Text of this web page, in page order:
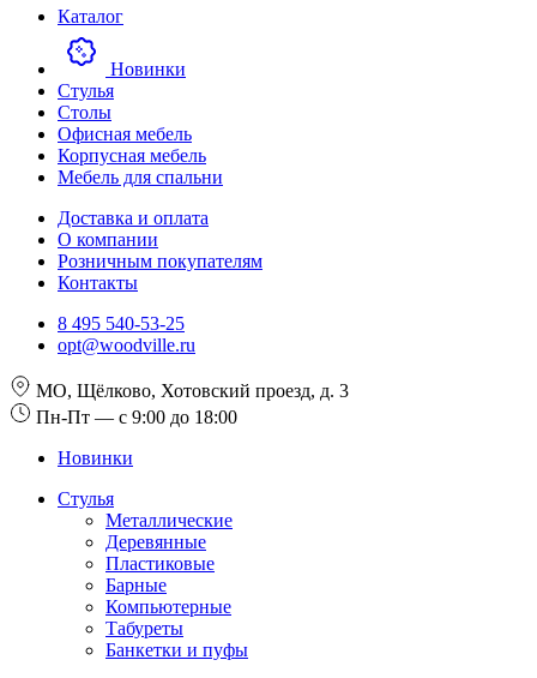
Каталог
Новинки
Стулья
Столы
Офисная мебель
Корпусная мебель
Мебель для спальни
Доставка и оплата
О компании
Розничным покупателям
Контакты
8 495 540-53-25
opt@woodville.ru
МО, Щёлково, Хотовский проезд, д. 3
Пн-Пт — с 9:00 до 18:00
Новинки
Стулья
Металлические
Деревянные
Пластиковые
Барные
Компьютерные
Табуреты
Банкетки и пуфы